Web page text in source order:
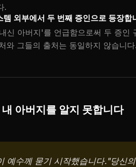
.
템 외부에서 두 번째 증인으로 등장합
신 아버지'를 언급함으로써 두 증인
와 그들의 출처는 동일하지 않습니다.
아버지를 알지 못합니다
예수께 묻기 시작했습니다."당신